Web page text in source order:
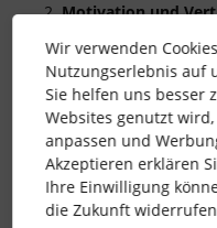
Motivation und
Produktivität und
Wie steht Ihr zu den
Trends?🔎
Spiegeln sich einige
wieder? Vielleicht habt
Wir verwenden
Nutzungserlebnis auf
Sie helfen uns besser
Websites genutzt
anpassen und
Akzeptieren erklären
Ihre Einwilligung
die Zukunft